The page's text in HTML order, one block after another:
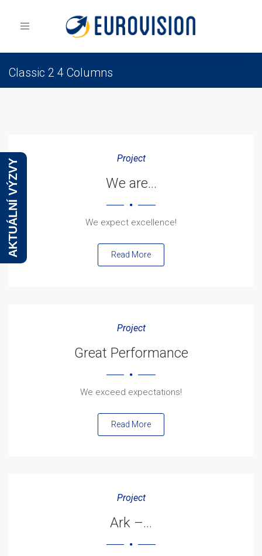
Toggle
Classic 2 4 Columns
Project
We are…
We expect excellence!
Read More
Project
Great Performance
We exceed expectations!
Read More
Project
Ark –…
AKTUÁLNÍ VÝZVY